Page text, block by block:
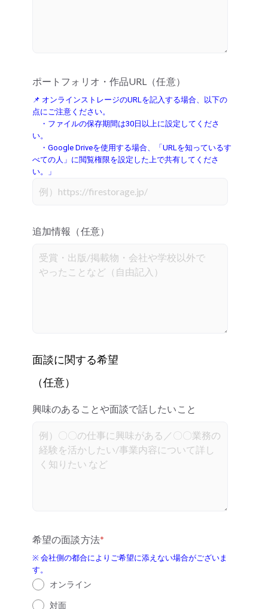
ポートフォリオ・作品URL（任意）
📌 オンラインストレージのURLを記入する場合、以下の
点にご注意ください。
・ファイルの保存期間は30日以上に設定してくださ
い。
・Google Driveを使用する場合、「URLを知っているす
べての人」に閲覧権限を設定した上で共有してくださ
い。」
追加情報（任意）
面談に関する希望
（任意）
興味のあることや面談で話したいこと
希望の面談方法*
※ 会社側の都合によりご希望に添えない場合がございま
す。
オンライン
対面